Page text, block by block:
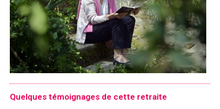
Quelques témoignages de cette retraite